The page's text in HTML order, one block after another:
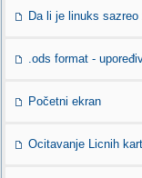
Da li je linuks
.ods format -
Početni ekran
Ocitavanje Licnih